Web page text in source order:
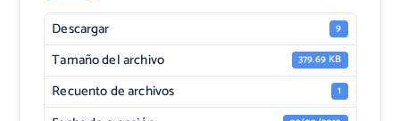
Descargar 9
Tamaño del archivo 379.69 KB
Recuento de archivos 1